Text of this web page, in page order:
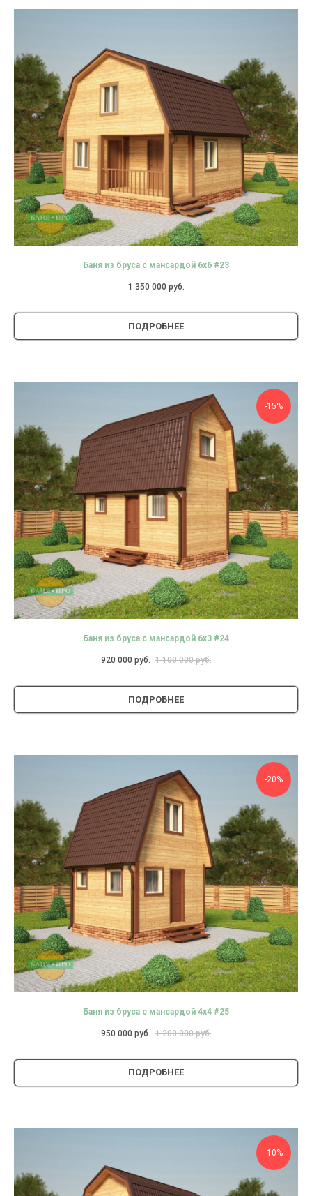
Баня из бруса с мансардой 6х6 #23
1 350 000 руб.
ПОДРОБНЕЕ
-15%
Баня из бруса с мансардой 6х3 #24
920 000 руб. 1 100 000 руб.
ПОДРОБНЕЕ
-20%
Баня из бруса с мансардой 4х4 #25
950 000 руб. 1 200 000 руб.
ПОДРОБНЕЕ
-10%